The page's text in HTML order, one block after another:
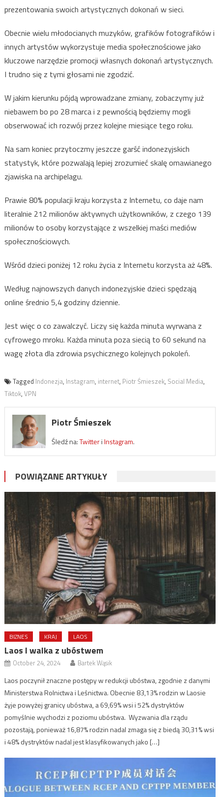
prezentowania swoich artystycznych dokonań w sieci.
Obecnie wielu młodocianych muzyków, grafików fotografików i
innych artystów wykorzystuje media społecznościowe jako
kluczowe narzędzie promocji własnych dokonań artystycznych.
I trudno się z tymi głosami nie zgodzić.
W jakim kierunku pójdą wprowadzane zmiany, zobaczymy już
niebawem bo po 28 marca i z pewnością będziemy mogli
obserwować ich rozwój przez kolejne miesiące tego roku.
Na sam koniec przytoczmy jeszcze garść indonezyjskich
statystyk, które pozwalają lepiej zrozumieć skalę omawianego
zjawiska na archipelagu.
Prawie 80% populacji kraju korzysta z Internetu, co daje nam
literalnie 212 milionów aktywnych użytkowników, z czego 139
milionów to osoby korzystające z wszelkiej maści mediów
społecznościowych.
Wśród dzieci poniżej 12 roku życia z Internetu korzysta aż 48%.
Według najnowszych danych indonezyjskie dzieci spędzają
online średnio 5,4 godziny dziennie.
Jest więc o co zawalczyć. Liczy się każda minuta wyrwana z
cyfrowego mroku. Każda minuta poza siecią to 60 sekund na
wagę złota dla zdrowia psychicznego kolejnych pokoleń.
Tagged Indonezja, Instagram, internet, Piotr Śmieszek, Social Media,
Tiktok, VPN
Piotr Śmieszek
Śledź na:TwitteriInstagram.
POWIĄZANE ARTYKUŁY
BIZNES KRAJ LAOS
Laos I walka z ubóstwem
October 24, 2024 Bartek Wąsik
Laos poczynił znaczne postępy w redukcji ubóstwa, zgodnie z danymi
Ministerstwa Rolnictwa i Leśnictwa. Obecnie 83,13% rodzin w Laosie
żyje powyżej granicy ubóstwa, a 69,69% wsi i 52% dystryktów
pomyślnie wychodzi z poziomu ubóstwa. Wyzwania dla rządu
pozostają, ponieważ 16,87% rodzin nadal zmaga się z biedą 30,31% wsi
i 48% dystryktów nadal jest klasyfikowanych jako […]